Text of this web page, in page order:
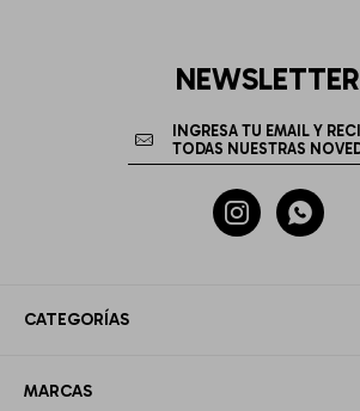
CATEGORÍAS
MARCAS
NEWSLETTER
 